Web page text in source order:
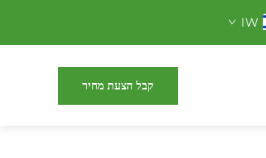
IW
קבל הצעת מחיר